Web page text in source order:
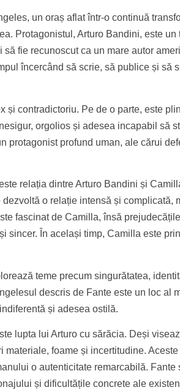
un oraș aflat într-o continuă
Protagonistul, Arturo Bandini, este
fie recunoscut ca un mare autor
încercând să scrie, să publice și să
și contradictoriu. Pe de o parte, este
orgolios și adesea incapabil să
protagonist profund uman, ale cărui
relația dintre Arturo Bandini și
o relație intensă și complicată,
fascinat de Camilla, însă
sincer. În același timp, Camilla este
teme precum singurătatea,
descris de Fante este un loc al
și adesea ostilă.
lupta lui Arturo cu sărăcia. Deși
foame și incertitudine.
o autenticitate remarcabilă. Fante
și dificultățile concrete ale